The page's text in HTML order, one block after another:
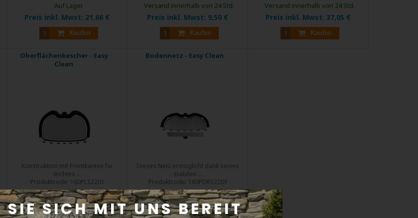
Preis inkl. Mwst: 21,66 €
Kaufen
Auf Lager
Preis inkl. Mwst: 9,50 €
Kaufen
Versand innerhalb von 24 Std.
Preis inkl. Mwst: 37,05 €
Kaufen
Versand innerhalb von 24 Std.
Oberflächenkescher - Easy
Clean
Konstruktion mit Frontkanten für
leichtes ...
Produktcode: 160PLS2201
Versand innerhalb von 24 Std.
Bodennetz - Easy Clean
Dieses Netz ermöglicht dank seines
stabilen ...
Produktcode: 160PDRS2201
Versand innerhalb von 24 Std.